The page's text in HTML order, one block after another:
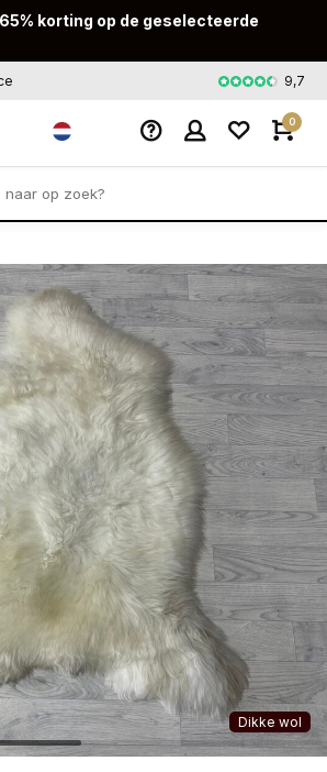
korting op de geselecteerde
Snelle9,7
0
Dikke wol